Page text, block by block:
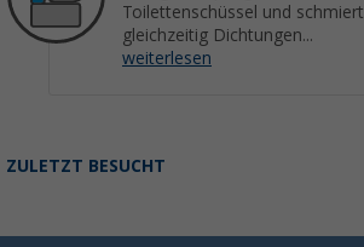
Toilettenschüssel und schmiert
gleichzeitig Dichtungen...
weiterlesen
ZULETZT BESUCHT